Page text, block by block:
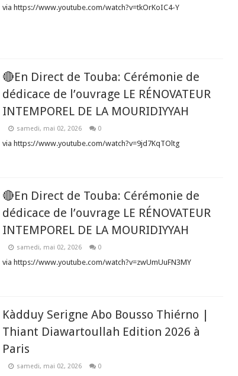
via https://www.youtube.com/watch?v=tkOrKoIC4-Y
🔴En Direct de Touba: Cérémonie de
dédicace de l’ouvrage LE RÉNOVATEUR
INTEMPOREL DE LA MOURIDIYYAH
samedi, mai 02, 2026 0
via https://www.youtube.com/watch?v=9jd7KqTOltg
🔴En Direct de Touba: Cérémonie de
dédicace de l’ouvrage LE RÉNOVATEUR
INTEMPOREL DE LA MOURIDIYYAH
samedi, mai 02, 2026 0
via https://www.youtube.com/watch?v=zwUmUuFN3MY
Kàdduy Serigne Abo Bousso Thiérno |
Thiant Diawartoullah Edition 2026 à
Paris
samedi, mai 02, 2026 0